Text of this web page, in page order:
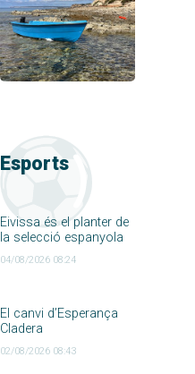
Esports
Eivissa és el planter de
la selecció espanyola
04/08/2026 08:24
El canvi d’Esperança
Cladera
02/08/2026 08:43